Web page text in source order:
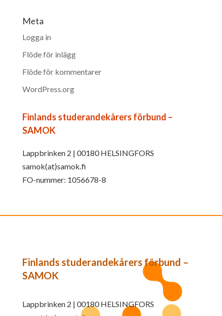
Meta
Logga in
Flöde för inlägg
Flöde för kommentarer
WordPress.org
Finlands studerandekårers förbund –
SAMOK
Lappbrinken 2 | 00180 HELSINGFORS
samok(at)samok.fi
FO-nummer: 1056678-8
Finlands studerandekårers förbund –
SAMOK
Lappbrinken 2 | 00180 HELSINGFORS